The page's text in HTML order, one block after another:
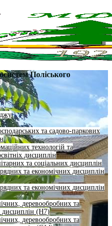
та садово-паркових
технологій та
дисциплін
та соціальних дисциплін
та економічних дисциплін
та економічних дисциплін
деревообробних та
дисциплін (H7)
деревообробних та
Поліського